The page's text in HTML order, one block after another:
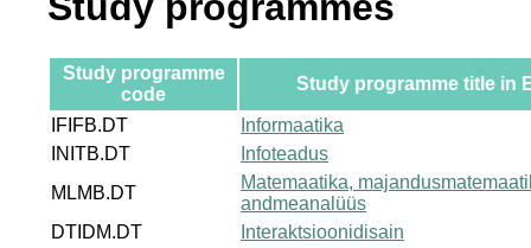
Study programme
code
Study programme title in
IFIFB.DT
Informaatika
INITB.DT
Infoteadus
MLMB.DT
Matemaatika,
andmeanalüüs
DTIDM.DT
Interaktsioonidisain